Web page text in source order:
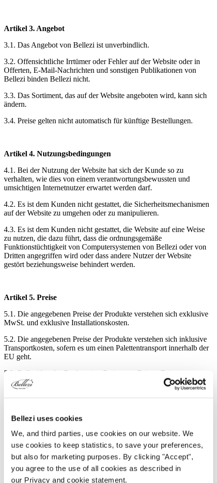
Bellezi uses cookies
We, and third parties, use cookies on our website. We
use cookies to keep statistics, to save your preferences,
but also for marketing purposes. By clicking "Accept",
you agree to the use of all cookies as described in
our Privacy and cookie statement.
Artikel 3. Angebot
3.1. Das Angebot von Bellezi ist unverbindlich.
3.2. Offensichtliche Irrtümer oder Fehler auf der Website oder in
Offerten, E-Mail-Nachrichten und sonstigen Publikationen von
Bellezi binden Bellezi nicht.
3.3. Das Sortiment, das auf der Website angeboten wird, kann sich
ändern.
3.4. Preise gelten nicht automatisch für künftige Bestellungen.
Artikel 4. Nutzungsbedingungen
4.1. Bei der Nutzung der Website hat sich der Kunde so zu
verhalten, wie dies von einem verantwortungsbewussten und
umsichtigen Internetnutzer erwartet werden darf.
4.2. Es ist dem Kunden nicht gestattet, die Sicherheitsmechanismen
auf der Website zu umgehen oder zu manipulieren.
4.3. Es ist dem Kunden nicht gestattet, die Website auf eine Weise
zu nutzen, die dazu führt, dass die ordnungsgemäße
Funktionstüchtigkeit von Computersystemen von Bellezi oder von
Dritten angegriffen wird oder dass andere Nutzer der Website
gestört beziehungsweise behindert werden.
Artikel 5. Preise
5.1. Die angegebenen Preise der Produkte verstehen sich exklusive
MwSt. und exklusive Installationskosten.
5.2. Die angegebenen Preise der Produkte verstehen sich inklusive
Transportkosten, sofern es um einen Palettentransport innerhalb der
EU geht.
5.3. Bellezi hat das Recht, seine Preise von Zeit zu Zeit anzupassen.
6.1. Der Vertrag kommt erst zustande, nachdem:
der Kunde erfolgreich das gesamte Bestellverfahren über die
Website durchlaufen hat;
der Kunde das Bestellformular oder die Offerte unterzeichnet
und an Bellezi zurückgeschickt hat;
der Kunde das Angebot von Bellezi auf irgendeine andere